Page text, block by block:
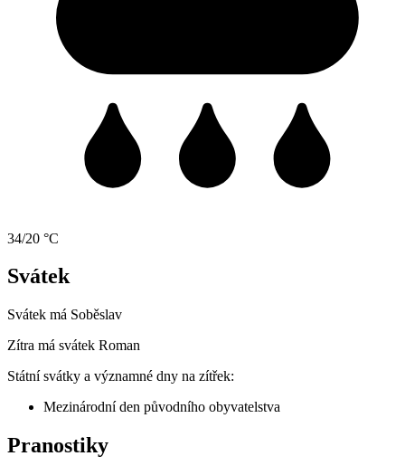
34/20 °C
Svátek
Svátek má Soběslav
Zítra má svátek Roman
Státní svátky a významné dny na zítřek:
Mezinárodní den původního obyvatelstva
Pranostiky